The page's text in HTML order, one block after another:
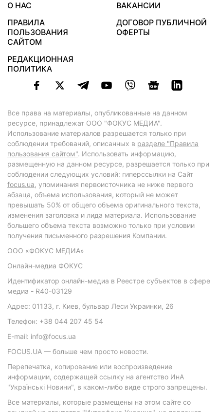
О НАС
ВАКАНСИИ
ПРАВИЛА
ПОЛЬЗОВАНИЯ
САЙТОМ
ДОГОВОР ПУБЛИЧНОЙ
ОФЕРТЫ
РЕДАКЦИОННАЯ
ПОЛИТИКА
Все права на материалы, опубликованные на данном
ресурсе, принадлежат ООО "ФОКУС МЕДИА".
Использование материалов разрешается только при
соблюдении требований, описанных в разделе "Правила
пользования сайтом". Использовать информацию,
размещенную на данном ресурсе, разрешается только при
соблюдении следующих условий: гиперссылки на Сайт
focus.ua, упоминания первоисточника не ниже первого
абзаца, объема использования, который не может
превышать 50% от общего объема оригинального текста,
изменения заголовка и лида материала. Использование
большего объема текста возможно только при условии
получения письменного разрешения Компании.
ООО «ФОКУС МЕДИА»
Онлайн-медиа ФОКУС
Идентификатор онлайн-медиа в Реестре субъектов в сфере
медиа - R40-03129
Адрес: 01133, г. Киев, бульвар Леси Украинки, 26
Телефон: +38 044 207 45 54
E-mail: info@focus.ua
FOCUS.UA — больше чем просто новости.
Перепечатка, копирование или воспроизведение
информации, содержащей ссылку на агентство ИнА
"Українські Новини", в каком-либо виде строго запрещены.
Все материалы, которые размещены на этом сайте со